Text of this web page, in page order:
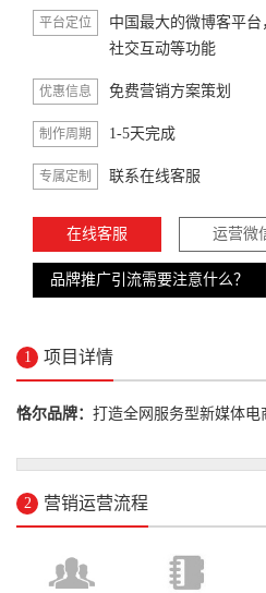
平台定位
中国最大的微博客平台
社交互动等功能
优惠信息 免费营销方案策划
制作周期 1-5天完成
专属定制 联系在线客服
在线客服 运营微
品牌推广引流需要注意什么？
1 项目详情
恪尔品牌： 打造全网服务型新媒体电
2 营销运营流程